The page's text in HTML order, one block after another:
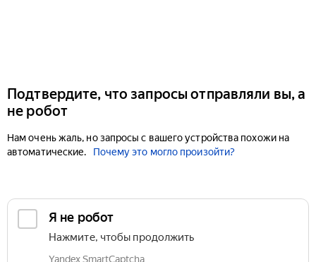
Подтвердите, что запросы отправляли вы, а
не робот
Нам очень жаль, но запросы с вашего устройства похожи на
автоматические.
Почему это могло произойти?